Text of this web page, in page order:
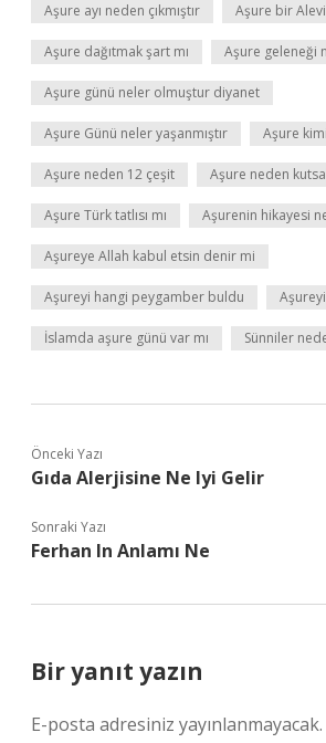
Aşure ayı neden çıkmıştır Aşure bir
Aşure dağıtmak şart mı Aşure geleneği
Aşure günü neler olmuştur diyanet
Aşure Günü neler yaşanmıştır Aşure
Aşure neden 12 çeşit Aşure neden
Aşure Türk tatlısı mı Aşurenin hikayesi
Aşureye Allah kabul etsin denir mi
Aşureyi hangi peygamber buldu
İslamda aşure günü var mı Sünniler
Önceki Yazı
Gıda Alerjisine Ne Iyi Gelir
Sonraki Yazı
Ferhan In Anlamı Ne
Bir yanıt yazın
E-posta adresiniz yayınlanmayacak.